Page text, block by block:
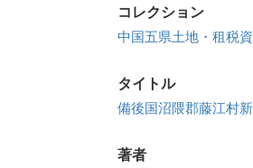
コレクション
中国五県土地・租税
タイトル
備後国沼隈郡藤江村
著者